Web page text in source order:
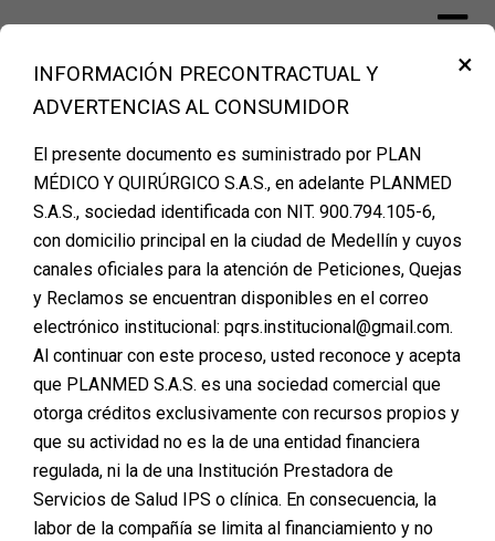
contentFinanciación Cirugía Plástica Medellín –
PLANMED
Etiqueta:perdida de cabello
Recupera tu Confianza
con Financiamiento
para Microimplante
Capilar en PLANMED
Posted on abril 12, 2024
×
INFORMACIÓN PRECONTRACTUAL Y
ADVERTENCIAS AL CONSUMIDOR
El presente documento es suministrado por PLAN
MÉDICO Y QUIRÚRGICO S.A.S., en adelante PLANMED
S.A.S., sociedad identificada con NIT. 900.794.105-6,
con domicilio principal en la ciudad de Medellín y cuyos
canales oficiales para la atención de Peticiones, Quejas
y Reclamos se encuentran disponibles en el correo
electrónico institucional: pqrs.institucional@gmail.com.
Al continuar con este proceso, usted reconoce y acepta
que PLANMED S.A.S. es una sociedad comercial que
otorga créditos exclusivamente con recursos propios y
que su actividad no es la de una entidad financiera
regulada, ni la de una Institución Prestadora de
Servicios de Salud IPS o clínica. En consecuencia, la
labor de la compañía se limita al financiamiento y no